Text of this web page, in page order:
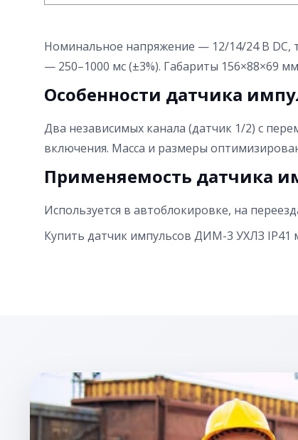
Номинальное напряжение — 12/14/24 В DC,
— 250–1000 мс (±3%). Габариты 156×88×69
Особенности датчика
Два независимых канала (датчик 1/2) с
включения. Масса и размеры
Применяемость датчика
Используется в автоблокировке, на
Купить датчик импульсов ДИМ-3 УХЛЗ IP41